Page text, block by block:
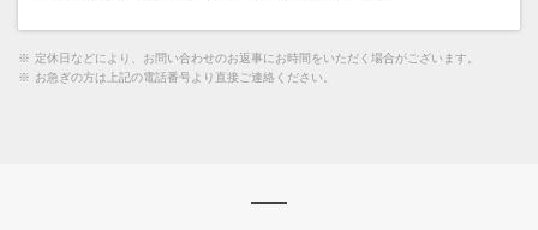
※ 定休日などにより、お問い合わせのお返事にお時間をいただく場合がございます。
※ お急ぎの方は上記の電話番号より直接ご連絡ください。